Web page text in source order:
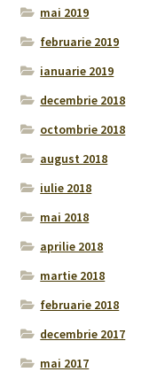
mai 2019
februarie 2019
ianuarie 2019
decembrie 2018
octombrie 2018
august 2018
iulie 2018
mai 2018
aprilie 2018
martie 2018
februarie 2018
decembrie 2017
mai 2017